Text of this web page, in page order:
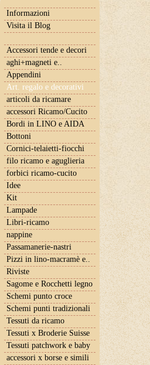
Informazioni
Visita il Blog
Accessori tende e decori
aghi+magneti e..
Appendini
Art. regalo e decorativi
articoli da ricamare
accessori Ricamo/Cucito
Bordi in LINO e AIDA
Bottoni
Cornici-telaietti-fiocchi
filo ricamo e aguglieria
forbici ricamo-cucito
Idee
Kit
Lampade
Libri-ricamo
nappine
Passamanerie-nastri
Pizzi in lino-macramè e..
Riviste
Sagome e Rocchetti legno
Schemi punto croce
Schemi punti tradizionali
Tessuti da ricamo
Tessuti x Broderie Suisse
Tessuti patchwork e baby
accessori x borse e simili